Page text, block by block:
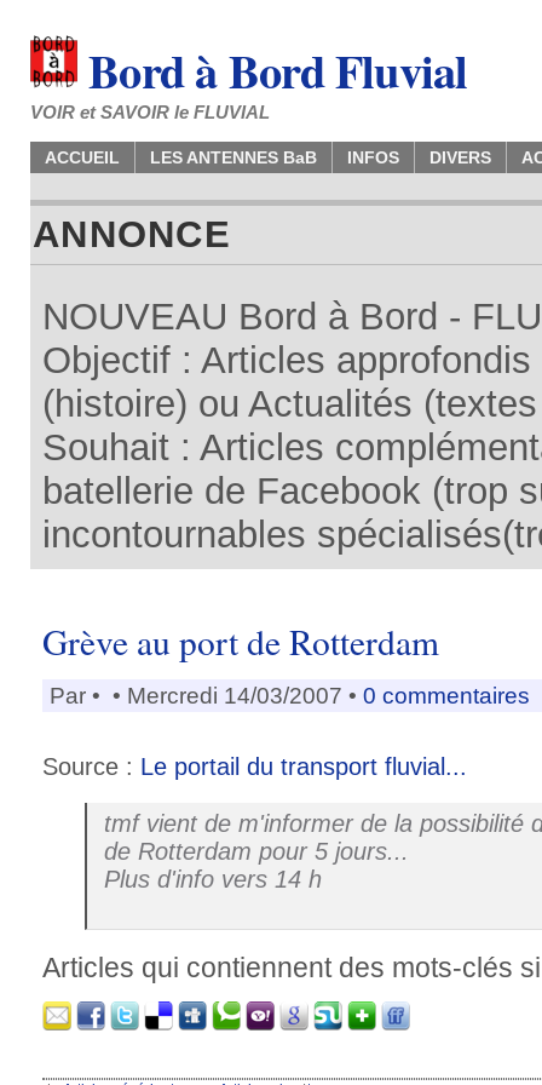
Bord à Bord Fluvial
VOIR et SAVOIR le FLUVIAL
ACCUEIL LES ANTENNES BaB INFOS DIVERS
ANNONCE
NOUVEAU Bord à Bord -
Objectif : Articles
(histoire) ou Actualités
Souhait : Articles
batellerie de Facebook (trop
incontournables
Grève au port de Rotterdam
Par • • Mercredi 14/03/2007 • 0 commentaires
Source : Le portail du transport fluvial...
tmf vient de m'informer de la possibilité
de Rotterdam pour 5 jours...
Plus d'info vers 14 h
Articles qui contiennent des mots-clés